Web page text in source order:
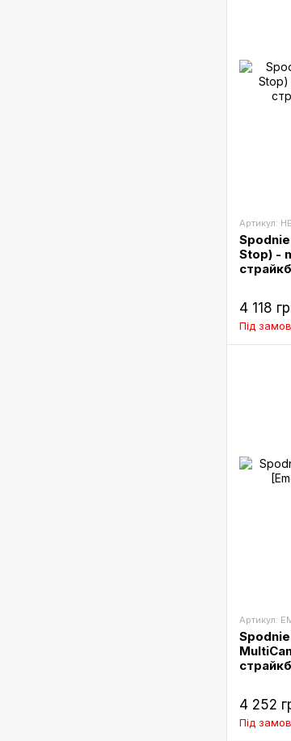
Артикул:
Stop) -
4 118
Під
Артикул:
4 252
Під